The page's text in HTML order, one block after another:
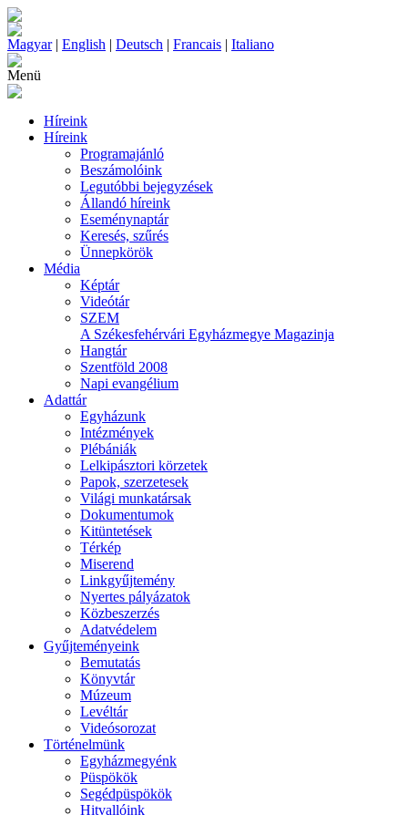
Magyar| English | Deutsch | Francais | Italiano
Menü
Híreink
Híreink
Programajánló
Beszámolóink
Legutóbbi bejegyzések
Állandó híreink
Eseménynaptár
Keresés, szűrés
Ünnepkörök
Média
Képtár
Videótár
SZEM
A Székesfehérvári Egyházmegye Magazinja
Hangtár
Szentföld 2008
Napi evangélium
Adattár
Egyházunk
Intézmények
Plébániák
Lelkipásztori körzetek
Papok, szerzetesek
Világi munkatársak
Dokumentumok
Kitüntetések
Térkép
Miserend
Linkgyűjtemény
Nyertes pályázatok
Közbeszerzés
Adatvédelem
Gyűjteményeink
Bemutatás
Könyvtár
Múzeum
Levéltár
Videósorozat
Történelmünk
Egyházmegyénk
Püspökök
Segédpüspökök
Hitvallóink